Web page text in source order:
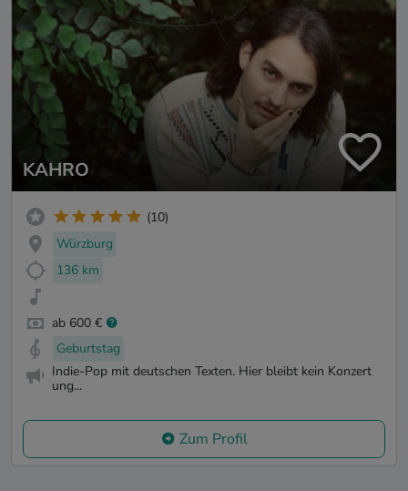
KAHRO
(10)
Würzburg
136 km
ab 600 €
Geburtstag
Indie-Pop mit deutschen Texten. Hier bleibt kein Konzert
ung...
Zum Profil